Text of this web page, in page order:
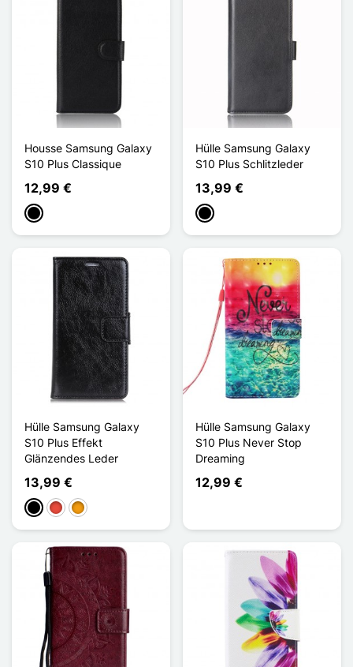
Housse Samsung Galaxy
S10 Plus Classique
12,99 €
Schwarz
Hülle Samsung Galaxy
S10 Plus Schlitzleder
13,99 €
Schwarz
Hülle Samsung Galaxy
S10 Plus Effekt
Glänzendes Leder
13,99 €
Schwarz
Rot Orange
Hülle Samsung Galaxy
S10 Plus Never Stop
Dreaming
12,99 €